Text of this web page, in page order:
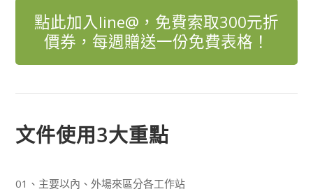
點此加入line@，免費索取300元折
價券，每週贈送一份免費表格！
文件使用3大重點
01、主要以內、外場來區分各工作站